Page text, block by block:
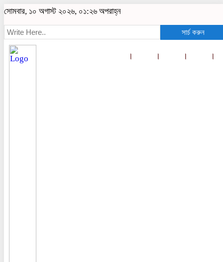
সোমবার, ১০ অগাস্ট ২০২৬, ০১:২৬ অপরাহ্ন
সার্চ করুন